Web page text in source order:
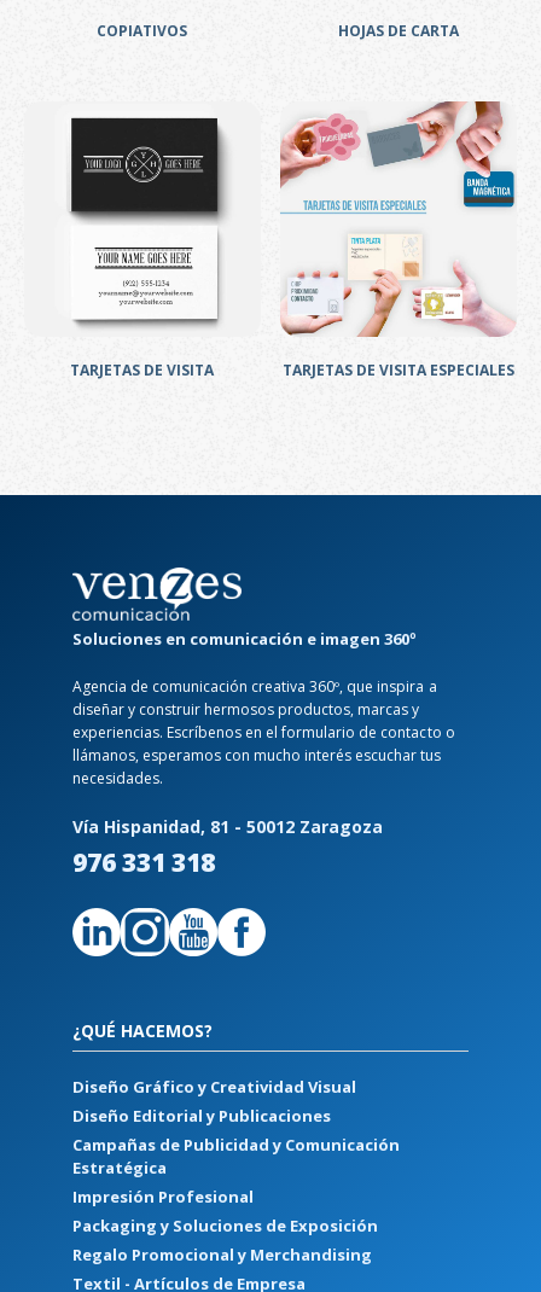
COPIATIVOS HOJAS DE CARTA
TARJETAS DE VISITA TARJETAS DE VISITA ESPECIALES
Soluciones en comunicación e imagen 360º
Agencia de comunicación creativa 360º, que inspira a
diseñar y construir hermosos productos, marcas y
experiencias. Escríbenos en el formulario de contacto o
llámanos, esperamos con mucho interés escuchar tus
necesidades.
Vía Hispanidad, 81 - 50012 Zaragoza
976 331 318
¿QUÉ HACEMOS?
Diseño Gráfico y Creatividad Visual
Diseño Editorial y Publicaciones
Campañas de Publicidad y Comunicación
Estratégica
Impresión Profesional
Packaging y Soluciones de Exposición
Regalo Promocional y Merchandising
Textil - Artículos de Empresa